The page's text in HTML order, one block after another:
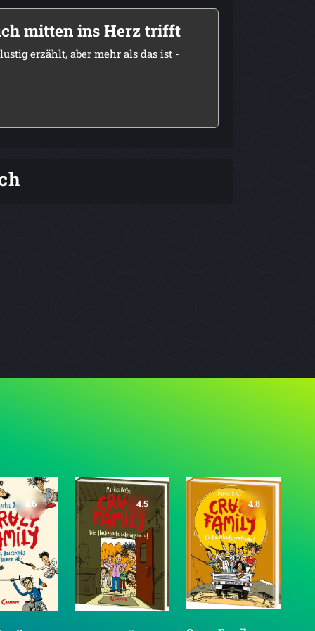
mitten ins Herz trifft
erzählt, aber mehr als das ist -
4.6 4.5 4.8